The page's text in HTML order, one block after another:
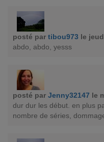
posté par tibou973 le
abdo, abdo, yesss
posté par Jenny32147 le
dur dur les début. en plus
nombre de séries,